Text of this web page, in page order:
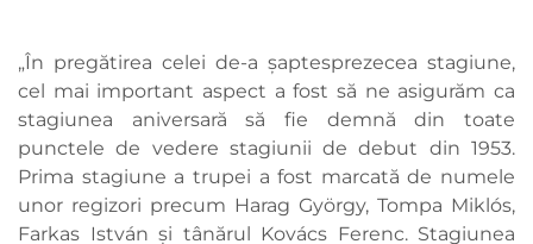
„În pregătirea celei de-a șaptesprezecea stagiune,
cel mai important aspect a fost să ne asigurăm ca
stagiunea aniversară să fie demnă din toate
punctele de vedere stagiunii de debut din 1953.
Prima stagiune a trupei a fost marcată de numele
unor regizori precum Harag György, Tompa Miklós,
Farkas István și tânărul Kovács Ferenc. Stagiunea